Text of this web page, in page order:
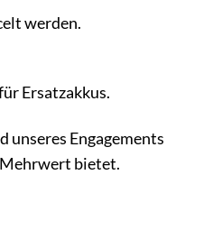
werden.
Ersatzakkus.
unseres Engagements
bietet.